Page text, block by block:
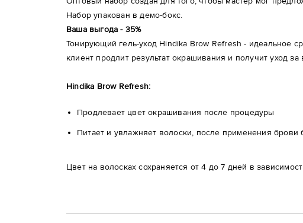
Набор упакован в демо-бокс.
Ваша выгода - 35%
Тонирующий гель-уход Hindika Brow Refresh - идеальное
клиент продлит результат окрашивания и получит уход
Hindika Brow Refresh:
Продлевает цвет окрашивания после процедуры
Питает и увлажняет волоски, после применения
Цвет на волосках сохраняется от 4 до 7 дней в